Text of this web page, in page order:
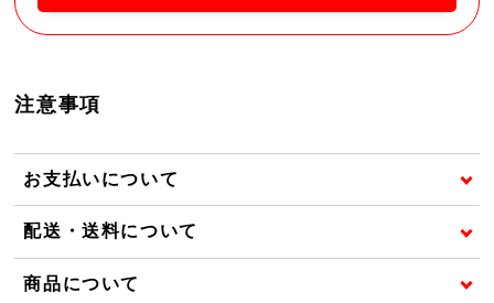
注意事項
お支払いについて
配送・送料について
商品について